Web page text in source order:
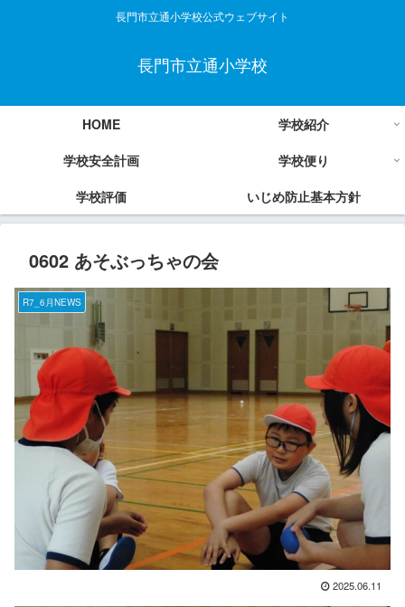
長門市立通小学校公式ウェブサイト
長門市立通小学校
HOME
学校紹介
学校安全計画
学校便り
学校評価
いじめ防止基本方針
0602 あそぶっちゃの会
R7_6月NEWS
2025.06.11